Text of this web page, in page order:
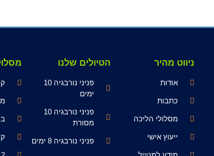
ניווט מהיר
אודות
כתבות
מסלולי הליכה
ייעוץ אישי
הטיולים שלנו
פניני נורבגיה 10
ימים
פניני נורבגיה 10
מסורת
פניני נורבגיה 8 ימים